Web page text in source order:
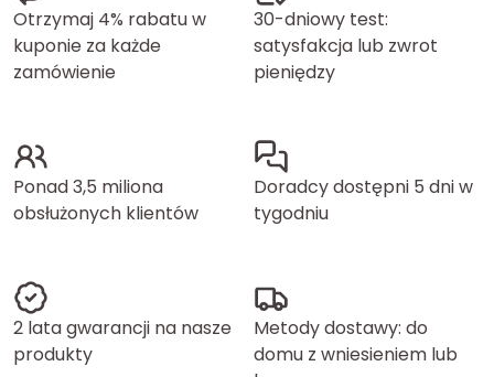
Otrzymaj 4% rabatu w
kuponie za każde
zamówienie
30-dniowy test:
satysfakcja lub zwrot
pieniędzy
Ponad 3,5 miliona
obsłużonych klientów
Doradcy dostępni 5 dni w
tygodniu
2 lata gwarancji na nasze
produkty
Metody dostawy: do
domu z wniesieniem lub